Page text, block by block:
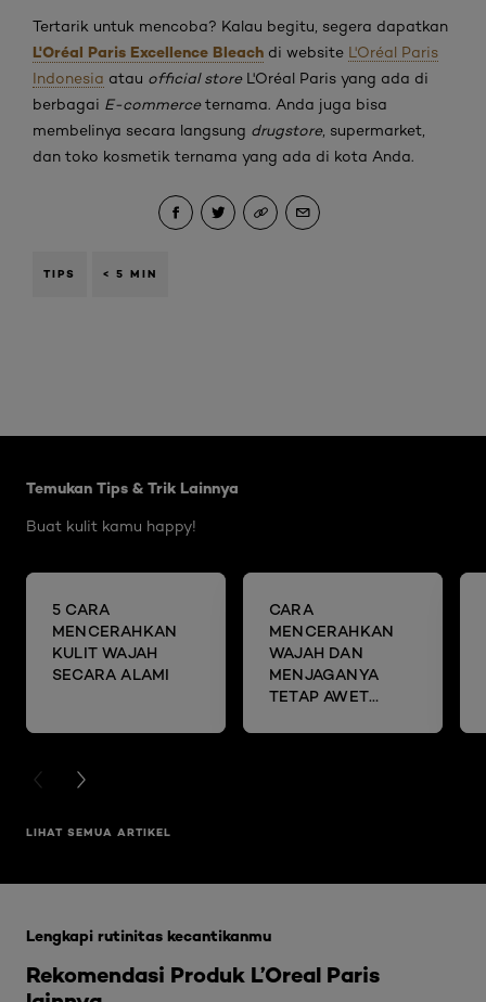
Tertarik untuk mencoba? Kalau begitu, segera dapatkan
L'Oréal Paris Excellence Bleach di website L'Oréal Paris
Indonesia atau official storeL'Oréal Paris yang ada di
berbagai E-commerceternama. Anda juga bisa
membelinya secara langsung drugstore, supermarket,
dan toko kosmetik ternama yang ada di kota Anda.
TIPS < 5 MIN
Temukan Tips & Trik Lainnya
Buat kulit kamu happy!
5 CARA
MENCERAHKAN
KULIT WAJAH
SECARA ALAMI
CARA
MENCERAHKAN
WAJAH DAN
MENJAGANYA
TETAP AWET
SHEET MASK
PREVIOUS CARD
NEXT CARD
LIHAT SEMUA ARTIKEL
Rekomendasi Produk L’Oreal Paris
Lengkapi rutinitas kecantikanmu